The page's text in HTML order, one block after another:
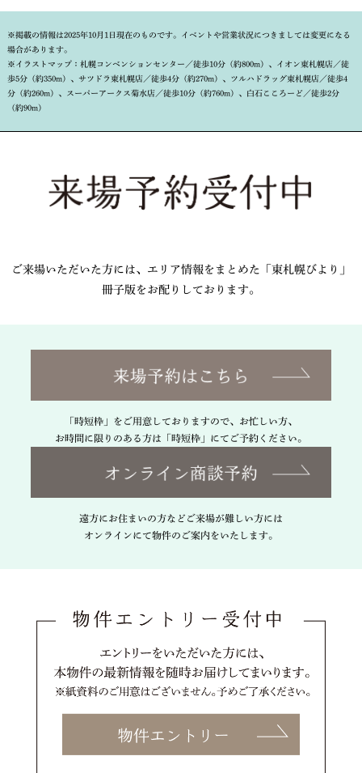
※掲載の情報は2025年10月1日現在のものです。イベントや営業状況につきましては変更になる
場合があります。
※イラストマップ：札幌コンベンションセンター／徒歩10分（約800m）、イオン東札幌店／徒
歩5分（約350m）、サツドラ東札幌店／徒歩4分（約270m）、ツルハドラッグ東札幌店／徒歩4
分（約260m）、スーパーアークス菊水店／徒歩10分（約760m）、白石こころーど／徒歩2分
（約90m）
ご来場いただいた方には、エリア情報をまとめた「東札幌びより」
冊子版をお配りしております。
「時短枠」をご用意しておりますので、お忙しい方、
お時間に限りのある方は「時短枠」にてご予約ください。
遠方にお住まいの方などご来場が難しい方には
オンラインにて物件のご案内をいたします。